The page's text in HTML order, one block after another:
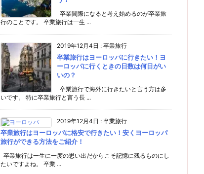
卒業間際になると考え始めるのが卒業旅
行のことです。 卒業旅行は一生 ...
2019年12月4日 : 卒業旅行
卒業旅行はヨーロッパに行きたい！ヨ
ーロッパに行くときの日数は何日がい
いの？
卒業旅行で海外に行きたいと言う方は多
いです。 特に卒業旅行と言う長 ...
2019年12月4日 : 卒業旅行
卒業旅行はヨーロッパに格安で行きたい！安くヨーロッパ
旅行ができる方法をご紹介！
卒業旅行は一生に一度の思い出だからこそ記憶に残るものにし
たいですよね。 卒業 ...